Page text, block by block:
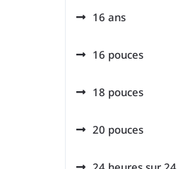
16 ans
16 pouces
18 pouces
20 pouces